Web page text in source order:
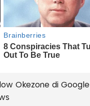
Okezone di Google